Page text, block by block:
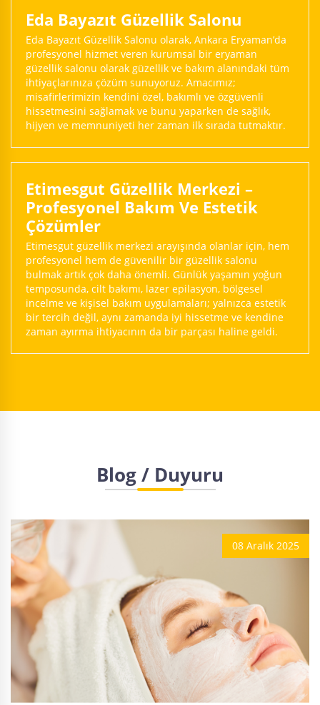
Eda Bayazıt Güzellik Salonu
Eda Bayazıt Güzellik Salonu olarak, Ankara Eryaman’da
profesyonel hizmet veren kurumsal bir eryaman
güzellik salonu olarak güzellik ve bakım alanındaki tüm
ihtiyaçlarınıza çözüm sunuyoruz. Amacımız;
misafirlerimizin kendini özel, bakımlı ve özgüvenli
hissetmesini sağlamak ve bunu yaparken de sağlık,
hijyen ve memnuniyeti her zaman ilk sırada tutmaktır.
Etimesgut Güzellik Merkezi –
Profesyonel Bakım Ve Estetik
Çözümler
Etimesgut güzellik merkezi arayışında olanlar için, hem
profesyonel hem de güvenilir bir güzellik salonu
bulmak artık çok daha önemli. Günlük yaşamın yoğun
temposunda, cilt bakımı, lazer epilasyon, bölgesel
incelme ve kişisel bakım uygulamaları; yalnızca estetik
bir tercih değil, aynı zamanda iyi hissetme ve kendine
zaman ayırma ihtiyacının da bir parçası haline geldi.
Blog / Duyuru
08 Aralık 2025